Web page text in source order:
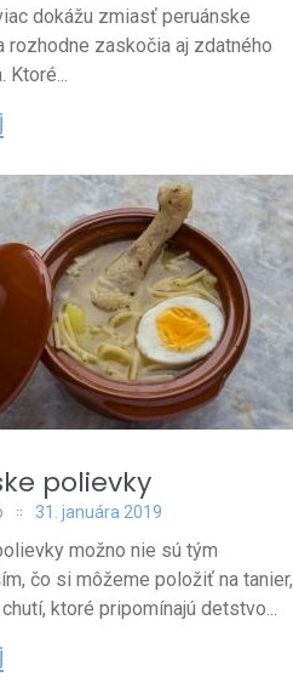
dokážu zmiasť peruánske
rozhodne zaskočia aj zdatného
Ktoré...
polievky
31. januára 2019
možno nie sú tým
čo si môžeme položiť na tanier,
ktoré pripomínajú detstvo...